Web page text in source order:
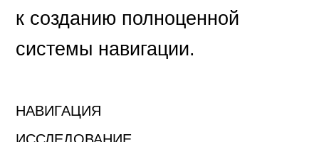
к созданию полноценной
системы навигации.
НАВИГАЦИЯ